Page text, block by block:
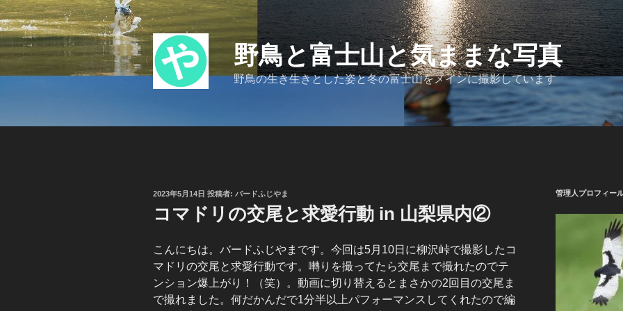
コ
ン
テ
ン
ツ
キ
野鳥と富士山と気ままな写真
野鳥の生き生きとした姿と冬の富士山をメインに撮影しています
投
2023年5月14日 投稿者: バードふじやま
コマドリの交尾と求愛行動 in 山梨県内②
こんにちは。バードふじやまです。今回は5月10日に柳沢峠で撮影したコ
マドリの交尾と求愛行動です。囀りを撮ってたら交尾まで撮れたのでテ
ンション爆上がり！（笑）。動画に切り替えるとまさかの2回目の交尾ま
で撮れました。何だかんだで1分半以上パフォーマンスしてくれたので編
管理人プロフィー